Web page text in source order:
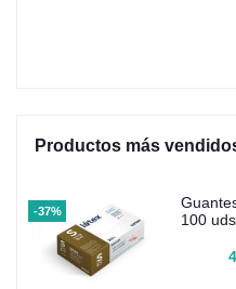
Productos más
-37%
100 uds